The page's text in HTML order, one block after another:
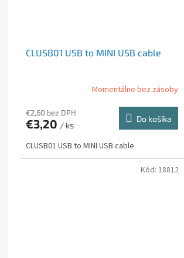
CLUSB01 USB to MINI USB cable
Momentálne bez zásoby
€2,60 bez DPH
€3,20 / ks
Do košíka
CLUSB01 USB to MINI USB cable
Kód: 18812